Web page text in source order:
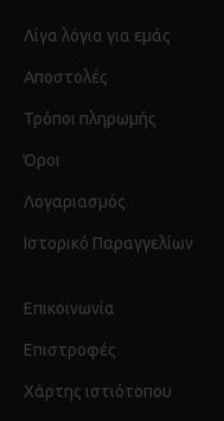
Λίγα λόγια για εμάς
Αποστολές
Τρόποι πληρωμής
Όροι
Λογαριασμός
Ιστορικό Παραγγελίων
Επικοινωνία
Επιστροφές
Χάρτης ιστιότοπου